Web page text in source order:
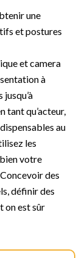
une
et postures
et camera
à
jusqu’à
tant qu’acteur,
au
les
votre
des
définir des
on est sûr